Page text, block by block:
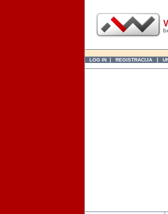
LOG IN | REGISTRACIJA |